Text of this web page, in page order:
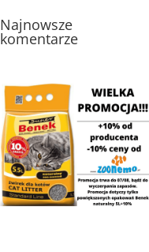
Najnowsze
komentarze